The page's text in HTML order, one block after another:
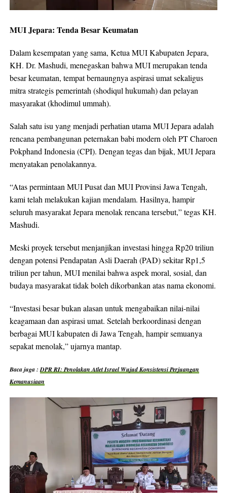
MUI Jepara: Tenda Besar Keumatan
Dalam kesempatan yang sama, Ketua MUI Kabupaten Jepara,
KH. Dr. Mashudi, menegaskan bahwa MUI merupakan tenda
besar keumatan, tempat bernaungnya aspirasi umat sekaligus
mitra strategis pemerintah (shodiqul hukumah) dan pelayan
masyarakat (khodimul ummah).
Salah satu isu yang menjadi perhatian utama MUI Jepara adalah
rencana pembangunan peternakan babi modern oleh PT Charoen
Pokphand Indonesia (CPI). Dengan tegas dan bijak, MUI Jepara
menyatakan penolakannya.
“Atas permintaan MUI Pusat dan MUI Provinsi Jawa Tengah,
kami telah melakukan kajian mendalam. Hasilnya, hampir
seluruh masyarakat Jepara menolak rencana tersebut,” tegas KH.
Mashudi.
Meski proyek tersebut menjanjikan investasi hingga Rp20 triliun
dengan potensi Pendapatan Asli Daerah (PAD) sekitar Rp1,5
triliun per tahun, MUI menilai bahwa aspek moral, sosial, dan
budaya masyarakat tidak boleh dikorbankan atas nama ekonomi.
“Investasi besar bukan alasan untuk mengabaikan nilai-nilai
keagamaan dan aspirasi umat. Setelah berkoordinasi dengan
berbagai MUI kabupaten di Jawa Tengah, hampir semuanya
sepakat menolak,” ujarnya mantap.
Baca juga :DPR RI: Penolakan Atlet Israel Wujud Konsistensi Perjuangan
Kemanusiaan